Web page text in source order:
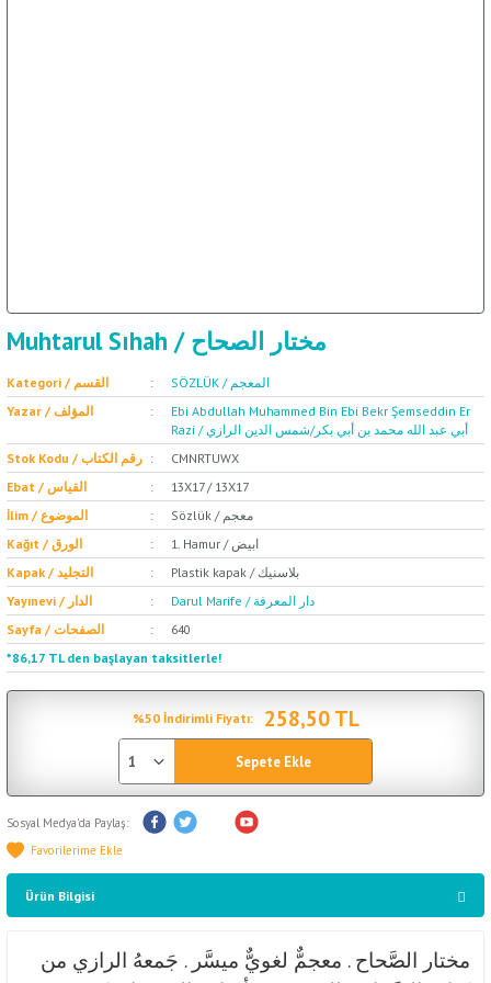
Muhtarul Sıhah / مختار الصحاح
Kategori / القسم
SÖZLÜK / المعجم
Yazar / المؤلف
Ebi Abdullah Muhammed Bin Ebi Bekr Şemseddin Er
Razi / أبي عبد الله محمد بن أبي بكر/شمس الدين الرازي
Stok Kodu / رقم الكتاب
CMNRTUWX
Ebat / القياس
13X17 / 13X17
İlim / الموضوع
Sözlük / معجم
Kağıt / الورق
1. Hamur / ابيض
Kapak / التجليد
Plastik kapak / بلاسنيك
Yayınevi / الدار
Darul Marife / دار المعرفة
Sayfa / الصفحات
640
*86,17 TL den başlayan taksitlerle!
%50 İndirimli Fiyatı: 258,50 TL
Sepete Ekle
Sosyal Medya'da Paylaş:
Ürün Bilgisi
مختار الصَّحاح . معجمٌّ لغويٌّ ميسَّر . جَمعهُ الرازي من